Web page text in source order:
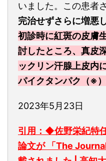
いました。この患者
完治せずさらに増悪
初診時に紅斑の皮膚
討したところ、真皮
ックリン汗腺上皮内
パイクタンパク（※
2023年5月23日
引用：◆佐野栄紀特
論文が 「The